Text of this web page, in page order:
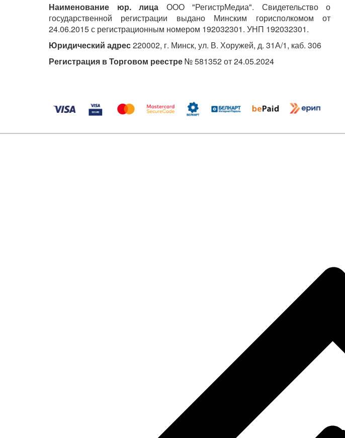
Наименование юр. лица ООО "РегистрМедиа". Свидетельство о
государственной регистрации выдано Минским горисполкомом от
24.06.2015 с регистрационным номером 192032301. УНП 192032301.
Юридический адрес220002, г. Минск, ул. В. Хоружей, д. 31А/1, каб. 306
Регистрация в Торговом реестре№ 581352 от 24.05.2024